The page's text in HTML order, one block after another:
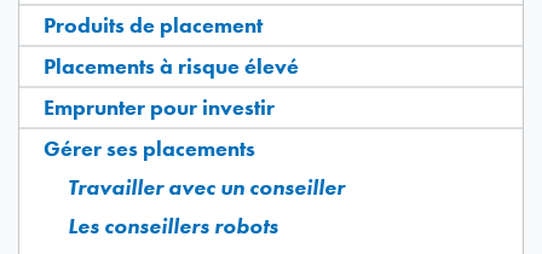
Produits de placement
Placements à risque élevé
Emprunter pour investir
Gérer ses placements
Travailler avec un conseiller
Les conseillers robots